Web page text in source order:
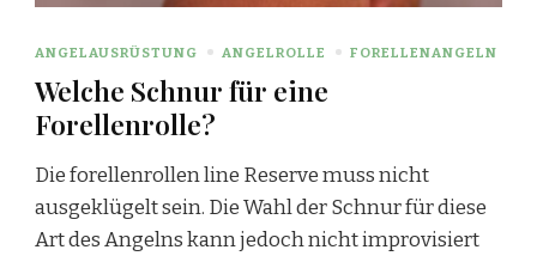
ANGELAUSRÜSTUNG ANGELROLLE FORELLENANGELN
Welche Schnur für eine
Forellenrolle?
Die forellenrollen line Reserve muss nicht
ausgeklügelt sein. Die Wahl der Schnur für diese
Art des Angelns kann jedoch nicht improvisiert